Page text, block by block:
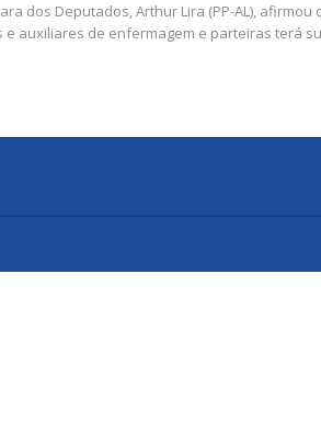
dos Deputados, Arthur Lira (PP-AL),
e auxiliares de enfermagem e parteiras terá